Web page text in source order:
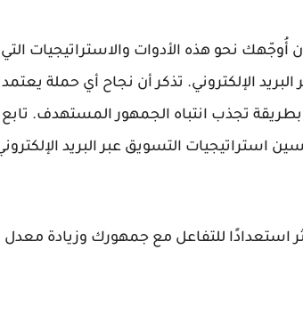
أن أُوجّهك نحو هذه الأدوات والاستراتيجيات
الإلكتروني. تذكر أن نجاح أي حملة
بطريقة تجذب انتباه الجمهور المستهدف.
استراتيجيات التسويق عبر البريد
استعدادًا للتفاعل مع جمهورك وزيادة